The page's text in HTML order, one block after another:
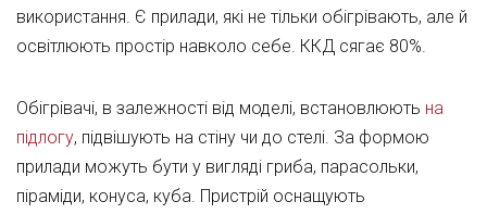
використання. Є прилади, які не тільки обігрівають, але й
освітлюють простір навколо себе. ККД сягає 80%.
Обігрівачі, в залежності від моделі, встановлюють на
підлогу, підвішують на стіну чи до стелі. За формою
прилади можуть бути у вигляді гриба, парасольки,
піраміди, конуса, куба. Пристрій оснащують